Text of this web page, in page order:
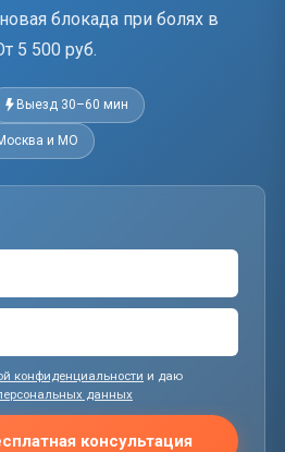
блокада при болях в
5 500 руб.
Выезд 30–60 мин
и МО
конфиденциальности и даю
данных
консультация